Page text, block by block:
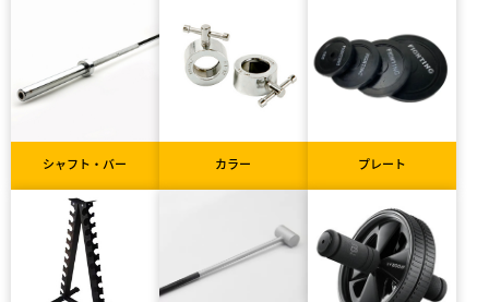
シャフト・バー カラー プレート